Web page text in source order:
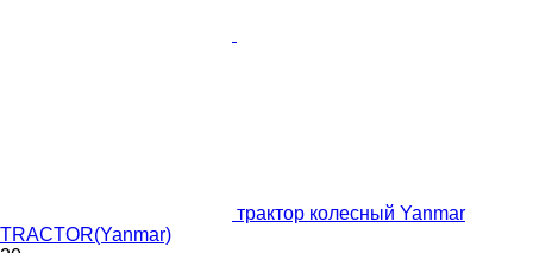
трактор колесный Yanmar
TRACTOR(Yanmar)